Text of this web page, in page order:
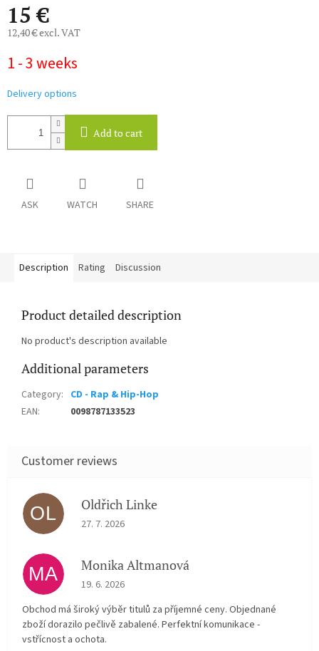
15 €
12,40 € excl. VAT
price:
1 - 3 weeks
Delivery options
Add to cart
ASK WATCH SHARE
Description Rating Discussion
Product detailed description
No product's description available
Additional parameters
Category: CD - Rap & Hip-Hop
EAN: 0098787133523
OL Oldřich Linke
The store rating is 5 out of 5 stars.
27. 7. 2026
MA Monika Altmanová
The store rating is 5 out of 5 stars.
19. 6. 2026
Obchod má široký výběr titulů za příjemné ceny. Objednané
zboží dorazilo pečlivě zabalené. Perfektní komunikace -
vstřícnost a ochota.